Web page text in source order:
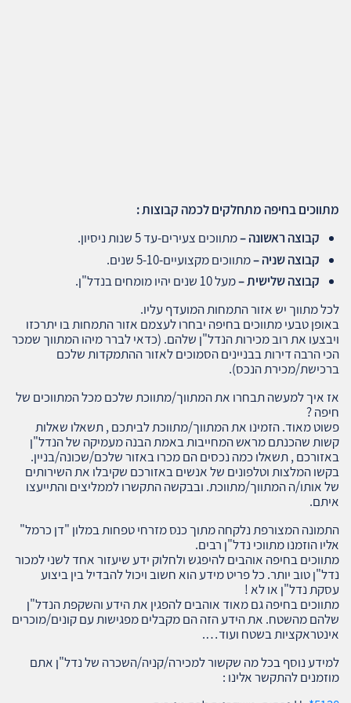
מתווכים בחיפה מתחלקים לכמה קבוצות :
קבוצה ראשונה –מתווכים צעירים-עד 5 שנות ניסיון.
קבוצה שניה –מתווכים מקצועיים-5-10 שנים.
קבוצה שלישית –מעל 10 שנים יהיו מומחים בנדל"ן.
לכל מתווך יש אזור התמחות המועדף עליו.
באופן טבעי מתווכים בחיפה יבחרו לעצמם אזור התמחות בו יתרכזו
ויבצעו את רוב מכירות הנדל"ן שלהם. (כדאי לברר מיהו המתווך שמכר
הכי הרבה דירות בבניינים הסמוכים לאזור ההתמקדות שלכם
ברכישת/מכירת הנכס).
אז איך למעשה תבחרו את המתווך/מתווכת שלכם מכל המתווכים של
חיפה ?
פשוט מאוד. הזמינו את המתווך/מתווכת לביתכם , תשאלו שאלות
קשות שהכנתם מראש המחייבות באמת הבנה מעמיקה של הנדל"ן
באזורכם , תשאלו כמה נכסים הם מכרו באזור שלכם/שכונה/בניין.
בקשו המלצות וטלפונים של אנשים באזורכם שקיבלו את השירותים
של אותו/ה המתווך/מתווכת. ובבקשה התקשרו לממליצים והתייעצו
איתם.
התמונה המצורפת נלקחה מתוך כנס מזרחי טפחות במלון "דן כרמל"
אליו הוזמנו מתווכי נדל"ן רבים.
מתווכים בחיפה אוהבים להיפגש ולחלוק ידע שיעזור אחד לשני למכור
נדל"ן טוב יותר. כל פריט מידע הוא חשוב ויכול להבדיל בין ביצוע
עסקת נדל"ן או לא !
מתווכים בחיפה גם מאוד אוהבים להפגין את הידע והשקפת הנדל"ן
שלהם מהשטח. את הידע הזה הם מקבלים מפגישות עם קונים/מוכרים
אינטראקציות בשטח ועוד….
למידע נוסף בכל מה שקשור למכירה/קניה/השכרה של נדל"ן אתם
מוזמנים להתקשר אלינו :